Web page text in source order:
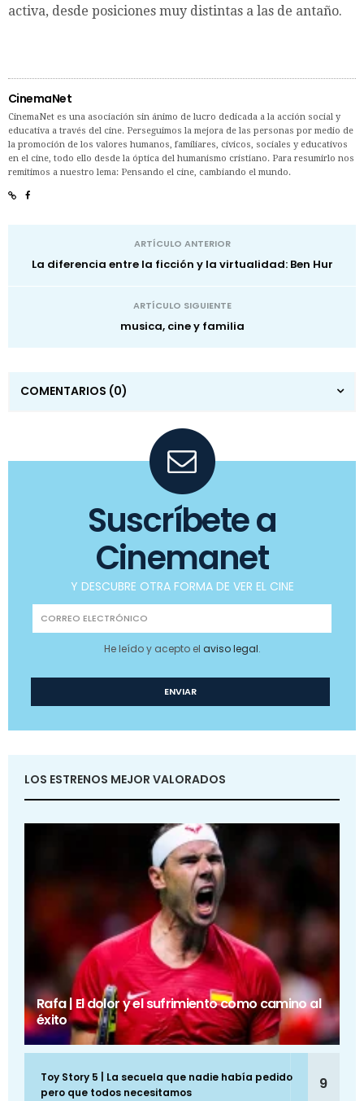
activa, desde posiciones muy distintas a las de antaño.
CinemaNet
CinemaNet es una asociación sin ánimo de lucro dedicada a la acción social y
educativa a través del cine. Perseguimos la mejora de las personas por medio de
la promoción de los valores humanos, familiares, cívicos, sociales y educativos
en el cine, todo ello desde la óptica del humanismo cristiano. Para resumirlo nos
remitimos a nuestro lema: Pensando el cine, cambiando el mundo.
ARTÍCULO ANTERIOR
La diferencia entre la ficción y la virtualidad: Ben Hur
ARTÍCULO SIGUIENTE
musica, cine y familia
COMENTARIOS (0)
Suscríbete a
Cinemanet
Y DESCUBRE OTRA FORMA DE VER EL CINE
He leído y acepto el aviso legal.
LOS ESTRENOS MEJOR VALORADOS
Rafa | El dolor y el sufrimiento como camino al
éxito
Toy Story 5 | La secuela que nadie había pedido
pero que todos necesitamos
9